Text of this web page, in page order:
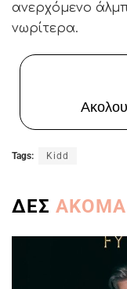
ανερχόμενο
νωρίτερα.
Tags: Kidd
ΔΕΣ ΑΚΟΜΑ